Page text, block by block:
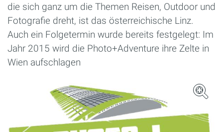
die sich ganz um die Themen Reisen, Outdoor und
Fotografie dreht, ist das österreichische Linz.
Auch ein Folgetermin wurde bereits festgelegt: Im
Jahr 2015 wird die Photo+Adventure ihre Zelte in
Wien aufschlagen